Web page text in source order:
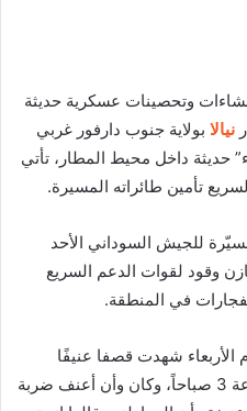
وتحصينات عسكرية حديثة
نيالا بولاية جنوب دارفور غربي
حديثة داخل محيط المطار، تأتي
تأمين طائراته المسيرة.
للجيش السوداني الأحد
وقود لقوات الدعم السريع
في المنطقة.
الأربعاء شهدت قصفا عنيفًا
ومتواصل من الساعة 12 إلى الساعة 3 صباحاً، وكان وأن أعنف ضربة